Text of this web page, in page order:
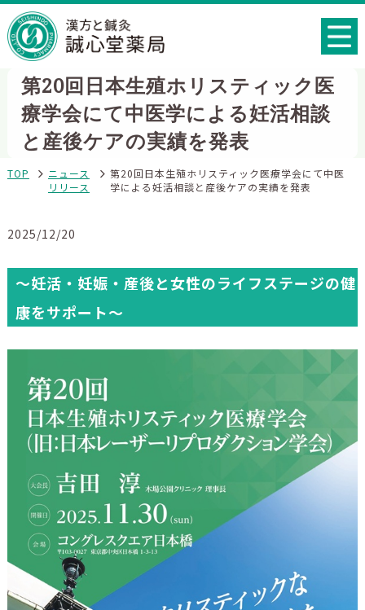
第20回日本生殖ホリスティック医
療学会にて中医学による妊活相談
と産後ケアの実績を発表
TOP
ニュース
リリース
第20回日本生殖ホリスティック医療学会にて中医
学による妊活相談と産後ケアの実績を発表
2025/12/20
～妊活・妊娠・産後と女性のライフステージの健
康をサポート～